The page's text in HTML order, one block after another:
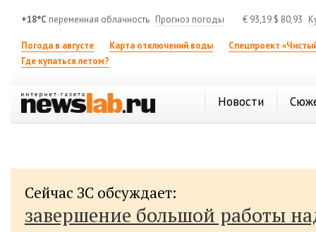
+18°C переменная облачность Прогноз погоды € 93,19 $ 80,93
Погода в августе Карта отключений воды
Спецпроект
Где купаться летом?
Новости
Сейчас ЗС обсуждает:
завершение большой работы